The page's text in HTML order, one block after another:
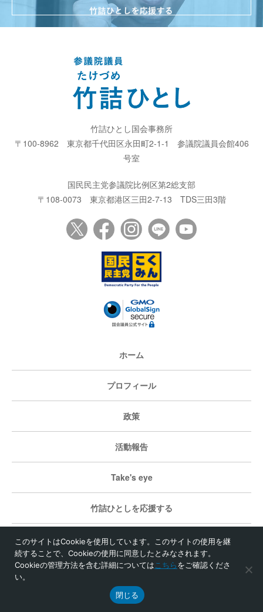
竹詰ひとし国会事務所
〒100-8962
東京都千代田区永田町2-1-1
参議院議員会館406
号室
国民民主党参議院比例区第2総支部
〒108-0073
東京都港区三田2-7-13 TDS三田3階
ホーム
プロフィール
政策
活動報告
Take's eye
竹詰ひとしを応援する
個人情報保護方針
© 竹詰ひとし事務所
このサイトはCookieを使用しています。このサイトの使用を継
続することで、Cookieの使用に同意したとみなされます。
Cookieの管理方法を含む詳細については こちらをご確認くださ
い。
閉じる